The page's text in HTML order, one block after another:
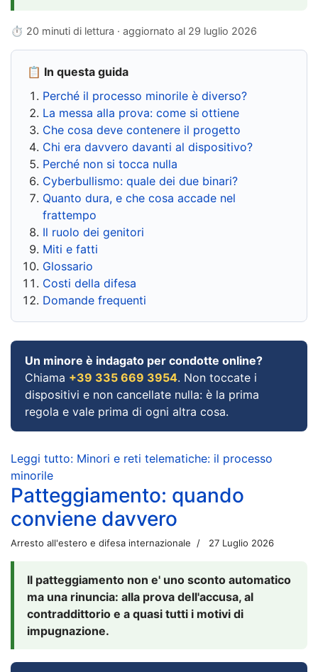
⏱ 20 minuti di lettura · aggiornato al 29 luglio 2026
📋 In questa guida
Perché il processo minorile è diverso?
La messa alla prova: come si ottiene
Che cosa deve contenere il progetto
Chi era davvero davanti al dispositivo?
Perché non si tocca nulla
Cyberbullismo: quale dei due binari?
Quanto dura, e che cosa accade nel
frattempo
Il ruolo dei genitori
Miti e fatti
Glossario
Costi della difesa
Domande frequenti
Un minore è indagato per condotte online?
Chiama +39 335 669 3954. Non toccate i
dispositivi e non cancellate nulla: è la prima
regola e vale prima di ogni altra cosa.
Leggi tutto: Minori e reti telematiche: il processo
minorile
Patteggiamento: quando
conviene davvero
Arresto all'estero e difesa internazionale 27 Luglio 2026
Il patteggiamento non e' uno sconto automatico
ma una rinuncia: alla prova dell'accusa, al
contraddittorio e a quasi tutti i motivi di
impugnazione.